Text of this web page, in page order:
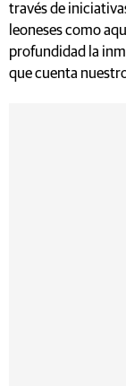
través de
leoneses como
profundidad la
que cuenta